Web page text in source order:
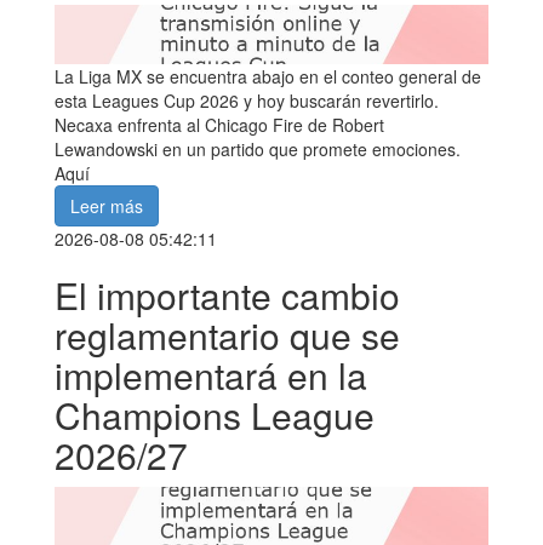
La Liga MX se encuentra abajo en el conteo general de
esta Leagues Cup 2026 y hoy buscarán revertirlo.
Necaxa enfrenta al Chicago Fire de Robert
Lewandowski en un partido que promete emociones.
Aquí
Leer más
2026-08-08 05:42:11
El importante cambio
reglamentario que se
implementará en la
Champions League
2026/27